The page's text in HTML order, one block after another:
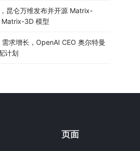
昆仑万维发布并开源 Matrix-
Matrix-3D 模型
求增长，OpenAI CEO 奥尔特曼
计划
页面